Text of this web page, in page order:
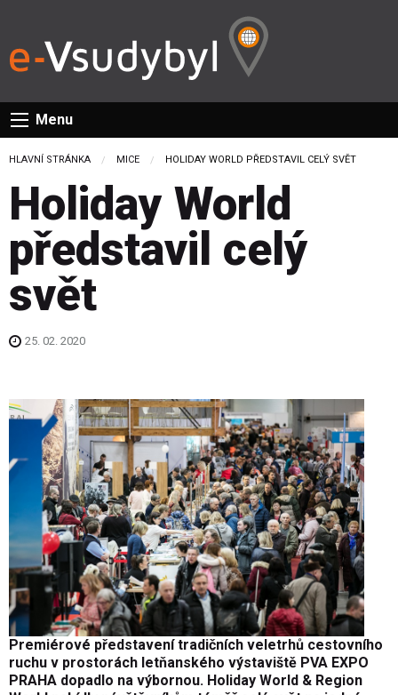
Menu
HLAVNÍ STRÁNKA MICE CURRENT:
HOLIDAY WORLD PŘEDSTAVIL CELÝ SVĚT
Holiday World
představil celý
svět
25. 02. 2020
Premiérové představení tradičních veletrhů cestovního
ruchu v prostorách letňanského výstaviště PVA EXPO
PRAHA dopadlo na výbornou. Holiday World & Region